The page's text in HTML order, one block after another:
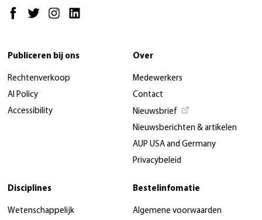
Publiceren bij ons
Rechtenverkoop
AI Policy
Accessibility
Over
Medewerkers
Contact
Nieuwsbrief
Nieuwsberichten & artikelen
AUP USA and Germany
Privacybeleid
Disciplines
Wetenschappelijk
Bestelinfomatie
Algemene voorwaarden